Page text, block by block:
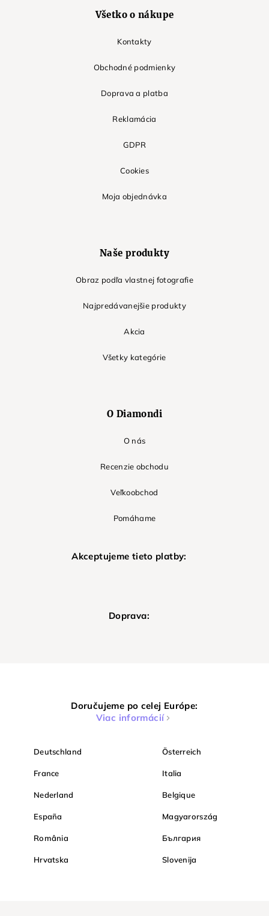
Všetko o nákupe
Kontakty
Obchodné podmienky
Doprava a platba
Reklamácia
GDPR
Cookies
Moja objednávka
Naše produkty
Obraz podľa vlastnej fotografie
Najpredávanejšie produkty
Akcia
Všetky kategórie
O Diamondi
O nás
Recenzie obchodu
Veľkoobchod
Pomáhame
Akceptujeme tieto platby:
Doprava:
Doručujeme po celej Európe:
Viac informácií
Deutschland Österreich
France Italia
Nederland Belgique
España Magyarország
România България
Hrvatska Slovenija